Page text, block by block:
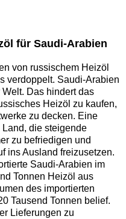
für Saudi-Arabien
von russischem Heizöl
verdoppelt. Saudi-Arabien
Das hindert das
Heizöl zu kaufen,
zu decken. Eine
die steigende
zu befriedigen und
ins Ausland freizusetzen.
Saudi-Arabien im
Tonnen Heizöl aus
des importierten
Tausend Tonnen belief.
Lieferungen zu